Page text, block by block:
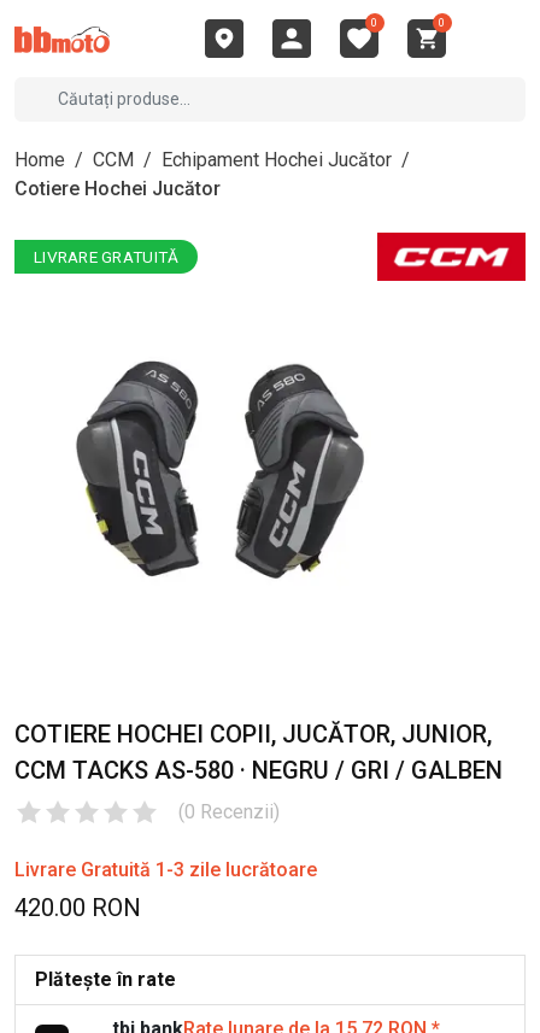
0 0
Home / CCM / Echipament Hochei Jucător /
Cotiere Hochei Jucător
LIVRARE GRATUITĂ
COTIERE HOCHEI COPII, JUCĂTOR, JUNIOR,
CCM TACKS AS-580 · NEGRU / GRI / GALBEN
(0 Recenzii)
Livrare Gratuită 1-3 zile lucrătoare
420.00 RON
Plătește în rate